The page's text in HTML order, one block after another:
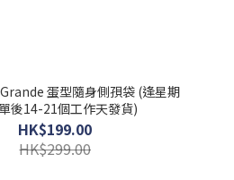
蛋型隨身側孭袋 (逢星期
後14-21個工作天發貨)
HK$199.00
HK$299.00